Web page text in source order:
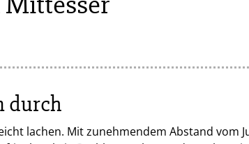
durch
lachen. Mit zunehmendem Abstand vom